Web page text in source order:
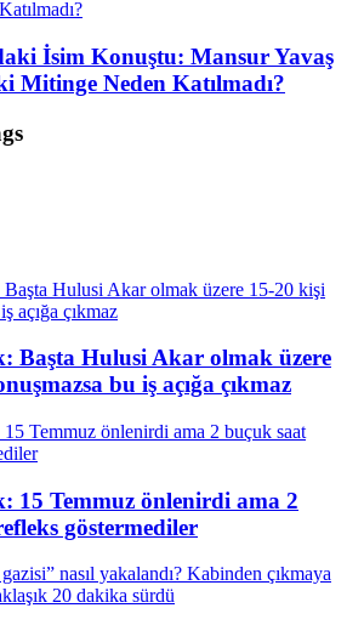
İsim Konuştu: Mansur Yavaş
Mitinge Neden Katılmadı?
Başta Hulusi Akar olmak üzere
bu iş açığa çıkmaz
15 Temmuz önlenirdi ama 2
göstermediler